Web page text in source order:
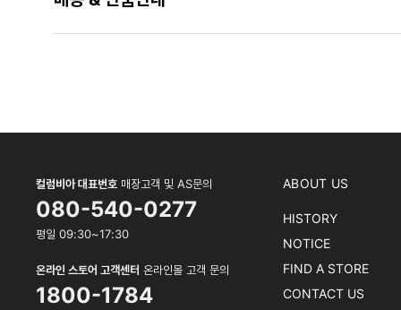
컬럼비아 대표번호 매장고객 및 AS문의
080-540-0277
평일 09:30~17:30
온라인 스토어 고객센터 온라인몰 고객 문의
1800-1784
ABOUT US
HISTORY
NOTICE
FIND A STORE
CONTACT US